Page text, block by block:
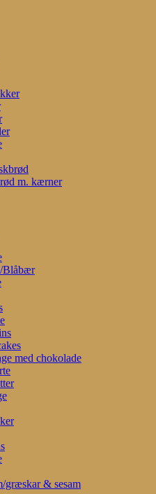
m. kærner
Blåbær
med chokolade
græskar & sesam